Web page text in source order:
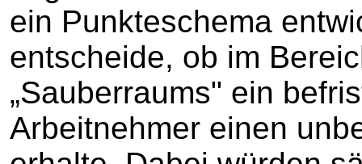
ein Punkteschema
entscheide, ob im
„Sauberraums" ein
Arbeitnehmer einen